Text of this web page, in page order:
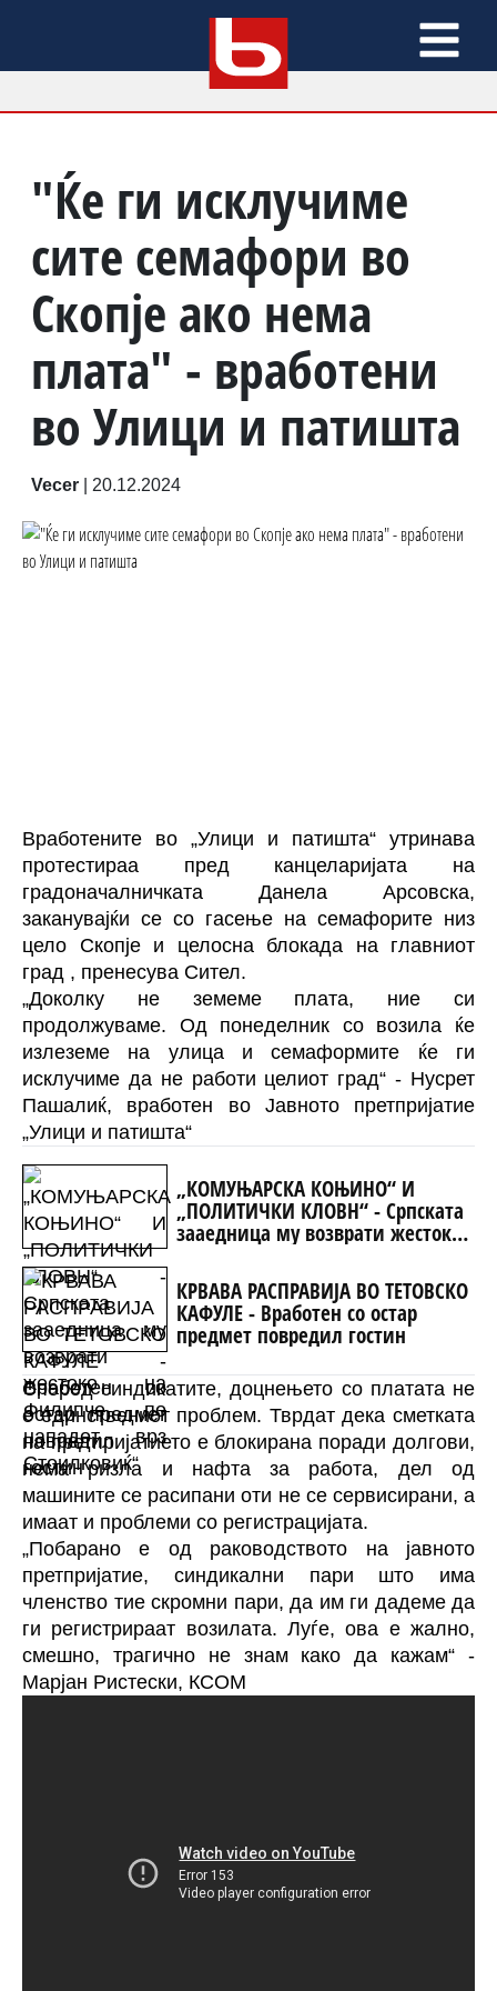
"Ќе ги исклучиме
сите семафори во
Скопје ако нема
плата" - вработени
во Улици и патишта
Vecer 20.12.2024
Вработените во „Улици и патишта“ утринава
протестираа пред канцеларијата на
градоначалничката Данела Арсовска,
заканувајќи се со гасење на семафорите низ
цело Скопје и целосна блокада на главниот
град , пренесува Сител.
„Доколку не земеме плата, ние си
продолжуваме. Од понеделник со возила ќе
излеземе на улица и семаформите ќе ги
исклучиме да не работи целиот град“ - Нусрет
Пашалиќ, вработен во Јавното претпријатие
„Улици и патишта“
„КОМУЊАРСКА КОЊИНО“ И
„ПОЛИТИЧКИ КЛОВН“ - Српската
зааедница му возврати жестоко
Стоилковиќ“
КРВАВА РАСПРАВИЈА ВО ТЕТОВСКО
КАФУЛЕ - Вработен со остар
предмет повредил гостин
Според синдикатите, доцнењето со платата не
е единствениот проблем. Тврдат дека сметката
на претпријатието е блокирана поради долгови,
нема ризла и нафта за работа, дел од
машините се расипани оти не се сервисирани, а
имаат и проблеми со регистрацијата.
„Побарано е од раководството на јавното
претпријатие, синдикални пари што има
членство тие скромни пари, да им ги дадеме да
ги регистрираат возилата. Луѓе, ова е жално,
смешно, трагично не знам како да кажам“ -
Марјан Ристески, КСОМ